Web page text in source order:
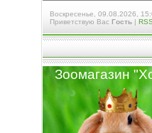
Воскресенье, 09.08.2026,
Приветствую Вас Гость|
Зоомагазин